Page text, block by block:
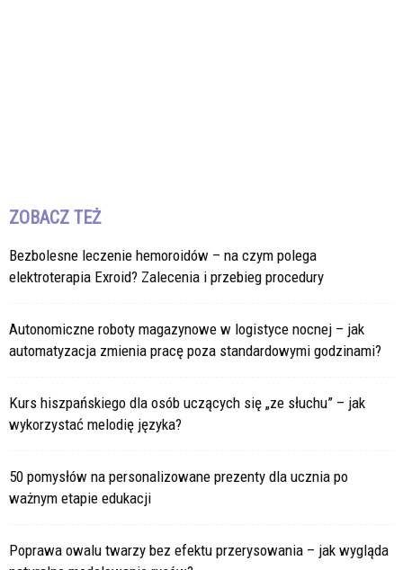
ZOBACZ TEŻ
Bezbolesne leczenie hemoroidów – na czym polega
elektroterapia Exroid? Zalecenia i przebieg procedury
Autonomiczne roboty magazynowe w logistyce nocnej – jak
automatyzacja zmienia pracę poza standardowymi godzinami?
Kurs hiszpańskiego dla osób uczących się „ze słuchu” – jak
wykorzystać melodię języka?
50 pomysłów na personalizowane prezenty dla ucznia po
ważnym etapie edukacji
Poprawa owalu twarzy bez efektu przerysowania – jak wygląda